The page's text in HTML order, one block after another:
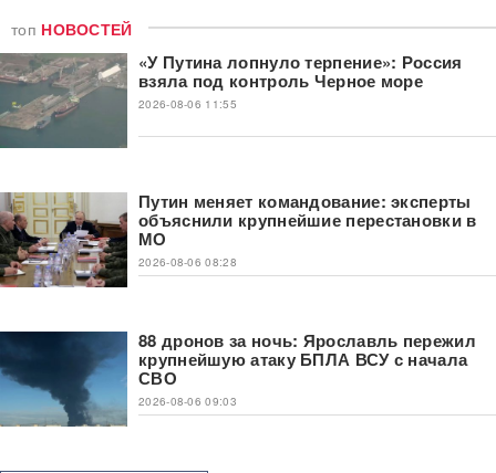
топ НОВОСТЕЙ
«У Путина лопнуло терпение»: Россия
взяла под контроль Черное море
2026-08-06 11:55
Путин меняет командование: эксперты
объяснили крупнейшие перестановки в
МО
2026-08-06 08:28
88 дронов за ночь: Ярославль пережил
крупнейшую атаку БПЛА ВСУ с начала
СВО
2026-08-06 09:03